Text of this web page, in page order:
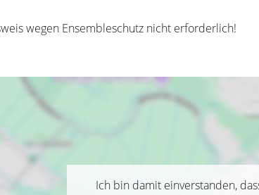
wegen Ensembleschutz nicht erforderlich!
Ich bin damit einverstanden,